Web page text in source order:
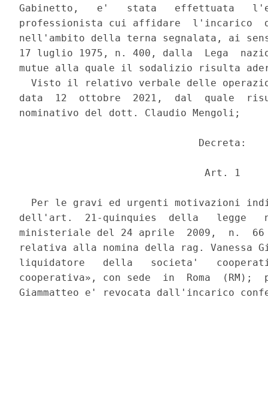
Gabinetto,   e'   stata   effettuata
professionista cui affidare  l'incarico
nell'ambito della terna segnalata, ai
17 luglio 1975, n. 400, dalla  Lega
mutue alla quale il sodalizio risulta
Visto il relativo verbale delle
data  12  ottobre  2021,  dal  quale
nominativo del dott. Claudio Mengoli;
                              Decreta:
                               Art. 1
Per le gravi ed urgenti motivazioni
dell'art.  21-quinquies  della   legge
ministeriale del 24 aprile  2009,  n.
relativa alla nomina della rag. Vanessa
liquidatore   della   societa'
cooperativa», con sede  in  Roma